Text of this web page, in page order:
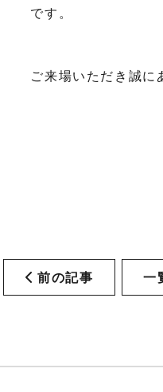
です。
ご来場いただき誠に
前の記事 一